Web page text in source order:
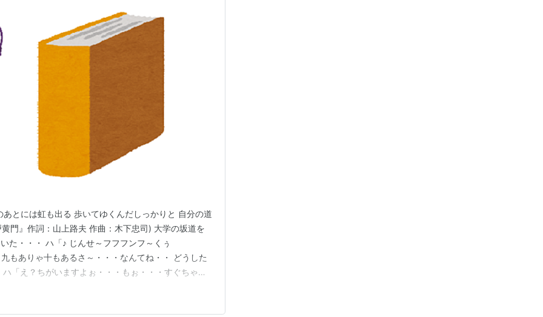
とには虹も出る 歩いてゆくんだしっかりと 自分の道
門』作詞：山上路夫 作曲：木下忠司) 大学の坂道を
た・・・ ハ「♪ じんせ～フフフンフ～くぅ
もありゃ十もあるさ～・・・なんてね・・ どうした
「え？ちがいますよぉ・・・もぉ・・・すぐちゃか